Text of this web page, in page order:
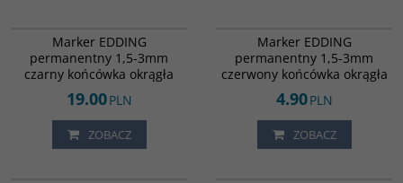
Marker EDDING
permanentny 1,5-3mm
czarny końcówka okrągła
19.00PLN
ZOBACZ
Marker EDDING
permanentny 1,5-3mm
czerwony końcówka okrągła
4.90PLN
ZOBACZ